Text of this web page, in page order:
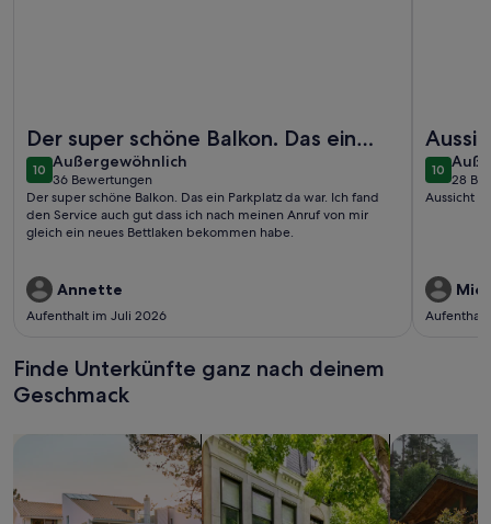
Der super schöne Balkon. Das ein
Parkplatz da war. Ich fand den
Service auch gut dass ich nach mei..
1010 von 10
Außergewöhnlich
außergewöhnlich
36 Bewertungen
(36
bewertungen)
Der super schöne Balkon. Das ein Parkplatz da war. Ich fand
den Service auch gut dass ich nach meinen Anruf von mir
gleich ein neues Bettlaken bekommen habe.
Annette
Aufenthalt im Juli 2026
1010 von
28
(28
Aussicht
Finde Unterkünfte ganz nach deinem
Geschmack
Suche nach FerienhäusernSuche nach Ferienwohnungen oder
Suche nach